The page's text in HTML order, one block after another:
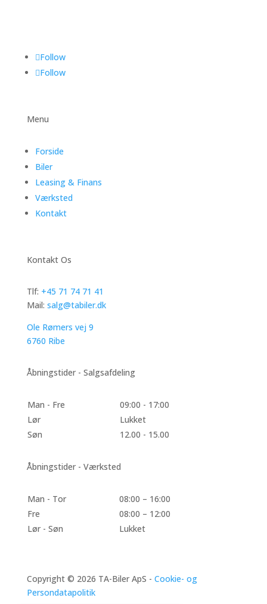
Follow
Follow
Menu
Forside
Biler
Leasing & Finans
Værksted
Kontakt
Kontakt Os
Tlf: +45 71 74 71 41
Mail: salg@tabiler.dk
Ole Rømers vej 9
6760 Ribe
Åbningstider - Salgsafdeling
Man - Fre
09:00 - 17:00
Lør
Lukket
Søn
12.00 - 15.00
Åbningstider - Værksted
Man - Tor
08:00 – 16:00
Fre
08:00 – 12:00
Lør - Søn
Lukket
Copyright © 2026 TA-Biler ApS - Cookie- og
Persondatapolitik